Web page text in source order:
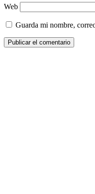
Web
Guarda mi nombre,